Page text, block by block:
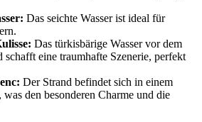
Das seichte Wasser ist ideal für
Das türkisbärige Wasser vor dem
schafft eine traumhafte Szenerie, perfekt
Der Strand befindet sich in einem
den besonderen Charme und die